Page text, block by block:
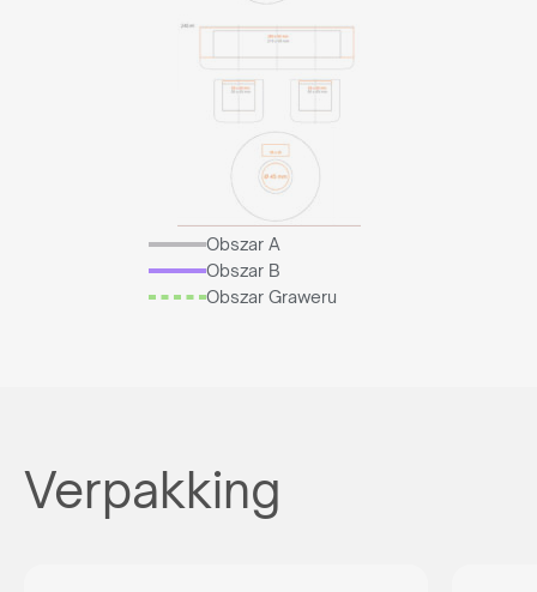
Obszar A
Obszar B
Obszar Graweru
Verpakking